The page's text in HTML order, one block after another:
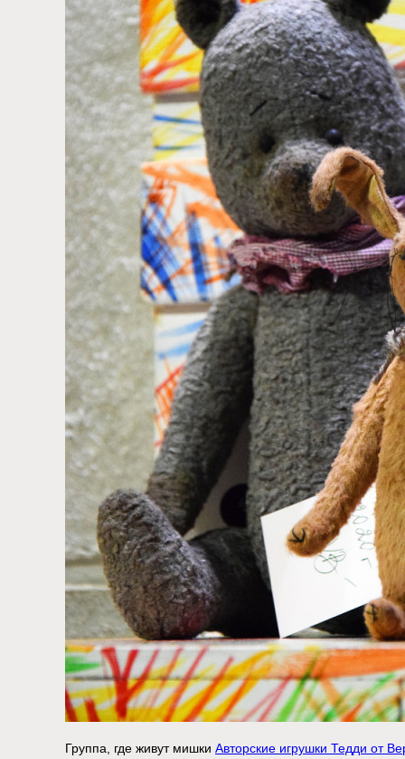
Группа, где живут мишки Авторские игрушки Тедди от